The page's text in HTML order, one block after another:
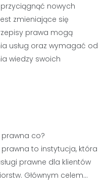
nowych
zmieniające się
prawa mogą
usług oraz wymagać od
wiedzy swoich
co?
to instytucja, która
prawne dla klientów
Głównym celem…